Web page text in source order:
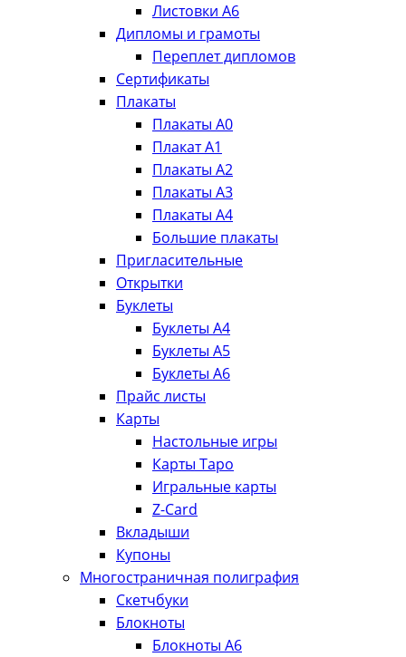
Листовки А6
Дипломы и грамоты
Переплет дипломов
Сертификаты
Плакаты
Плакаты А0
Плакат А1
Плакаты А2
Плакаты А3
Плакаты А4
Большие плакаты
Пригласительные
Открытки
Буклеты
Буклеты А4
Буклеты А5
Буклеты А6
Прайс листы
Карты
Настольные игры
Карты Таро
Игральные карты
Z-Card
Вкладыши
Купоны
Многостраничная полиграфия
Скетчбуки
Блокноты
Блокноты А6